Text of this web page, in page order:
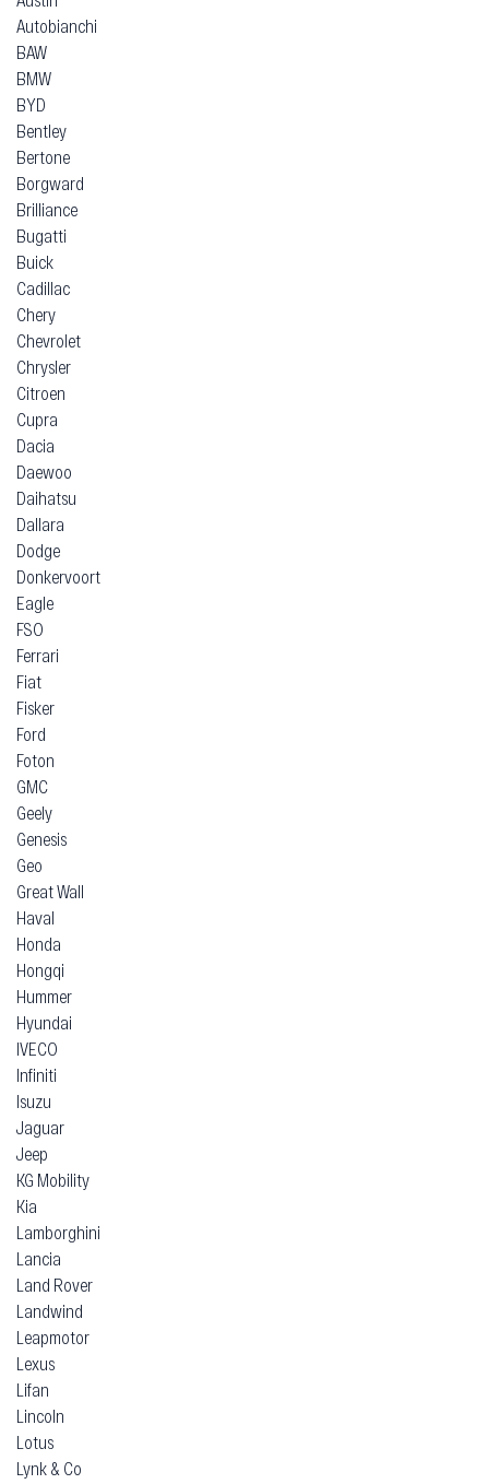
Autobianchi
BAW
BMW
BYD
Bentley
Bertone
Borgward
Brilliance
Bugatti
Buick
Cadillac
Chery
Chevrolet
Chrysler
Citroen
Cupra
Dacia
Daewoo
Daihatsu
Dallara
Dodge
Donkervoort
Eagle
FSO
Ferrari
Fiat
Fisker
Ford
Foton
GMC
Geely
Genesis
Geo
Great Wall
Haval
Honda
Hongqi
Hummer
Hyundai
IVECO
Infiniti
Isuzu
Jaguar
Jeep
KG Mobility
Kia
Lamborghini
Lancia
Land Rover
Landwind
Leapmotor
Lexus
Lifan
Lincoln
Lotus
Lynk & Co